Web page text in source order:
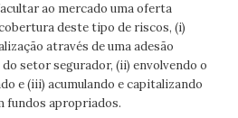
ao mercado uma oferta
deste tipo de riscos, (i)
através de uma adesão
setor segurador, (ii) envolvendo o
e (iii) acumulando e capitalizando
fundos apropriados.